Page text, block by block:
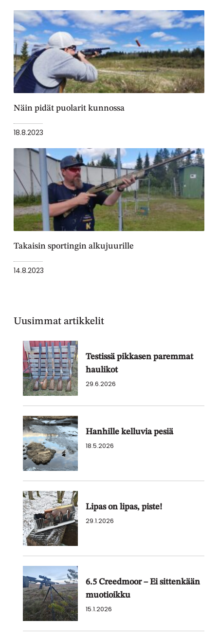
Näin pidät puolarit kunnossa
18.8.2023
Takaisin sportingin alkujuurille
14.8.2023
Uusimmat artikkelit
Testissä pikkasen paremmat
haulikot
29.6.2026
Hanhille kelluvia pesiä
18.5.2026
Lipas on lipas, piste!
29.1.2026
6.5 Creedmoor – Ei sittenkään
muotioikku
15.1.2026